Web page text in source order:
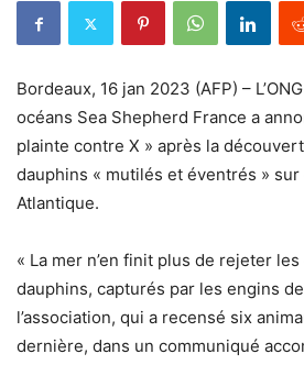
Bordeaux, 16 jan 2023 (AFP) –
océans Sea Shepherd France a
plainte contre X » après la
dauphins « mutilés et éventrés »
Atlantique.
« La mer n’en finit plus de rejeter
dauphins, capturés par les engins
l’association, qui a recensé six
dernière, dans un communiqué